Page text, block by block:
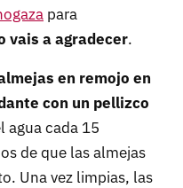
para
vais a agradecer.
en remojo en
con un pellizco
agua cada 15
de que las almejas
Una vez limpias, las